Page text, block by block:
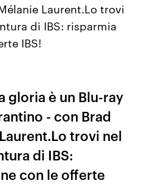
Laurent.Lo trovi
di IBS: risparmia
IBS!
gloria è un Blu-ray
- con Brad
trovi nel
di IBS:
con le offerte